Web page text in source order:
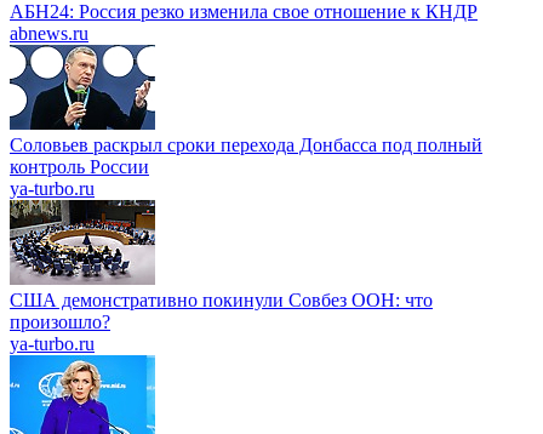
АБН24: Россия резко изменила свое отношение к КНДР
abnews.ru
Соловьев раскрыл сроки перехода Донбасса под полный
контроль России
ya-turbo.ru
США демонстративно покинули Совбез ООН: что
произошло?
ya-turbo.ru